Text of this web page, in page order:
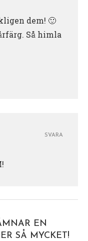
dem! 🙂
Så himla
SVARA
EN
SÅ MYCKET!